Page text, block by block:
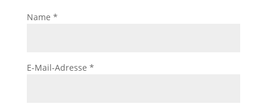
Name *
E-Mail-Adresse *